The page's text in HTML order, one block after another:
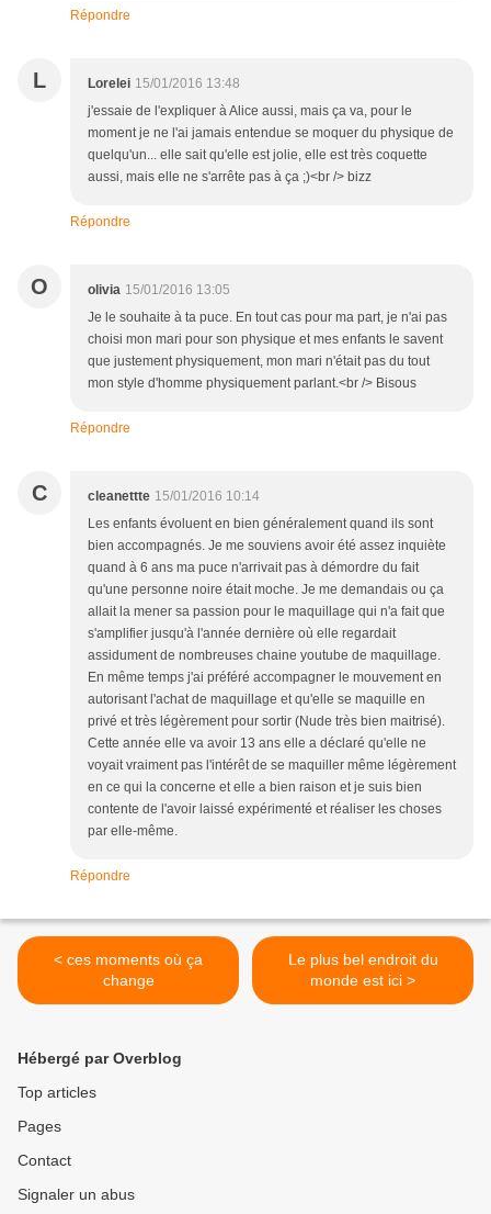
Répondre
L Lorelei 15/01/2016 13:48
j'essaie de l'expliquer à Alice aussi, mais ça va, pour le
moment je ne l'ai jamais entendue se moquer du physique de
quelqu'un... elle sait qu'elle est jolie, elle est très coquette
aussi, mais elle ne s'arrête pas à ça ;)<br /> bizz
Répondre
O olivia 15/01/2016 13:05
Je le souhaite à ta puce. En tout cas pour ma part, je n'ai pas
choisi mon mari pour son physique et mes enfants le savent
que justement physiquement, mon mari n'était pas du tout
mon style d'homme physiquement parlant.<br /> Bisous
Répondre
C cleanettte 15/01/2016 10:14
Les enfants évoluent en bien généralement quand ils sont
bien accompagnés. Je me souviens avoir été assez inquiète
quand à 6 ans ma puce n'arrivait pas à démordre du fait
qu'une personne noire était moche. Je me demandais ou ça
allait la mener sa passion pour le maquillage qui n'a fait que
s'amplifier jusqu'à l'année dernière où elle regardait
assidument de nombreuses chaine youtube de maquillage.
En même temps j'ai préféré accompagner le mouvement en
autorisant l'achat de maquillage et qu'elle se maquille en
privé et très légèrement pour sortir (Nude très bien maitrisé).
Cette année elle va avoir 13 ans elle a déclaré qu'elle ne
voyait vraiment pas l'intérêt de se maquiller même légèrement
en ce qui la concerne et elle a bien raison et je suis bien
contente de l'avoir laissé expérimenté et réaliser les choses
par elle-même.
Répondre
< ces moments où ça
change
Le plus bel endroit du
monde est ici >
Hébergé par Overblog
Top articles
Pages
Contact
Signaler un abus